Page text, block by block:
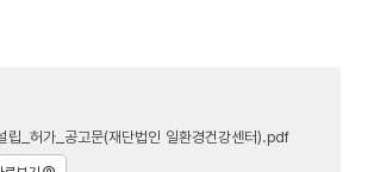
립_허가_공고문(재단법인 일환경건강센터).pdf